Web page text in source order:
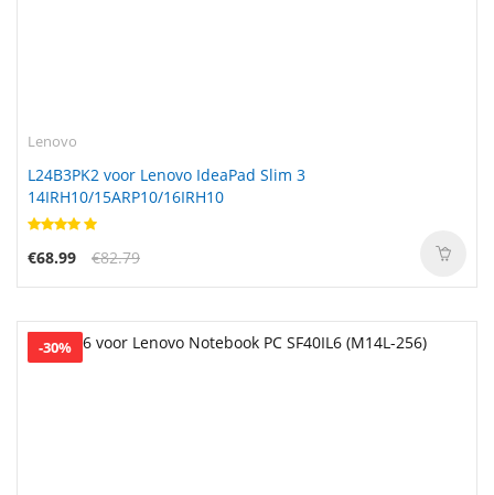
Lenovo
L24B3PK2 voor Lenovo IdeaPad Slim 3
14IRH10/15ARP10/16IRH10
€68.99 €82.79
-30%